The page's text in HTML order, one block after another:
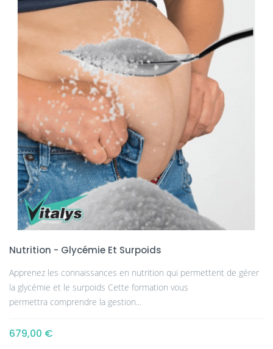
Nutrition - Glycémie Et Surpoids
Apprenez les connaissances en nutrition qui permettent de gérer
la glycémie et le surpoids Cette formation vous
permettra comprendre la gestion...
679,00 €